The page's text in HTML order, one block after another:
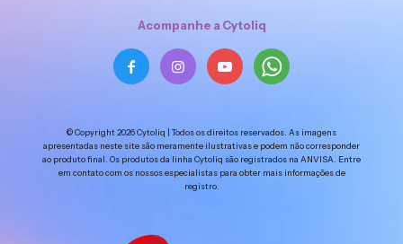
Acompanhe a Cytoliq
© Copyright 2026 Cytoliq | Todos os direitos reservados. As imagens
apresentadas neste site são meramente ilustrativas e podem não corresponder
ao produto final. Os produtos da linha Cytoliq são registrados na ANVISA. Entre
em contato com os nossos especialistas para obter mais informações de
registro.